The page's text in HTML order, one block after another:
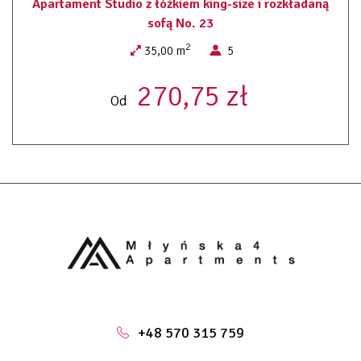
ręczniki
dojście na wyższe piętra tylko schodami
pralnia ogólno dostępna
system alarmowy
Apartament Studio z łóżkiem king-size i rozkładaną
sofą No. 23
35,00 m2 5
Od 270,75 zł
+48 570 315 759